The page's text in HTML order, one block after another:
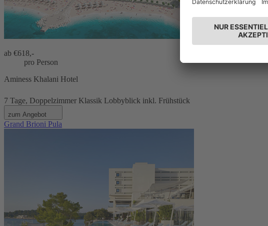
Aminess Khalani Hotel
ab €618,-
pro Person
Aminess Khalani Hotel
7 Tage, Doppelzimmer Klassik Lobbyblick inkl. Frühstück
zum Angebot
Grand Brioni Pula